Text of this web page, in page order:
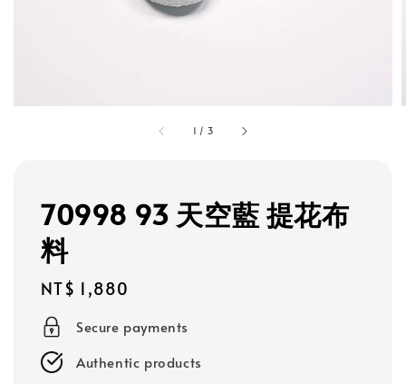
1 / 3
70998 93 天空藍 提花布
料
Regular
price
NT$ 1,880
Secure payments
Authentic products